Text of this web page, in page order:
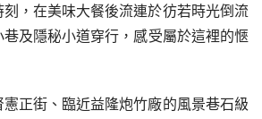
，在美味大餐後流連於彷若時光倒流
及隱秘小道穿行，感受屬於這裡的愜
正街、臨近益隆炮竹廠的風景巷石級